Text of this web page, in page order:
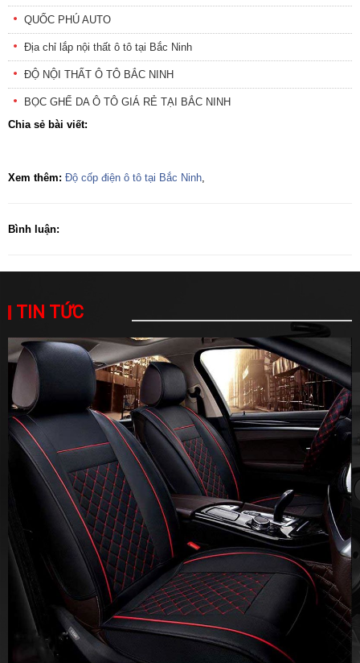
QUỐC PHÚ AUTO
Địa chỉ lắp nội thất ô tô tại Bắc Ninh
ĐỘ NỘI THẤT Ô TÔ BẮC NINH
BỌC GHẾ DA Ô TÔ GIÁ RẺ TẠI BẮC NINH
Chia sẻ bài viết:
Xem thêm: Độ cốp điện ô tô tại Bắc Ninh
Bình luận:
TIN TỨC